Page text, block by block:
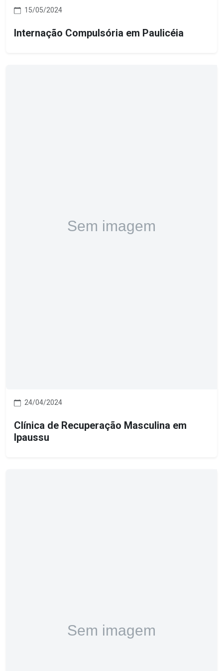
15/05/2024
Internação Compulsória em Paulicéia
24/04/2024
Clínica de Recuperação Masculina em
Ipaussu